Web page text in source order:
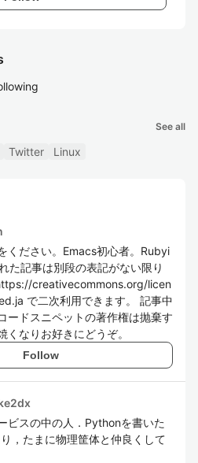
See all
Twitter Linux
ください。Emacs初心者。Rubyi
た記事は別段の表記がない限り
creativecommons.org/licen
で二次利用できます。 記事中
ードスニペットの著作権は抛棄す
くなりお好きにどうぞ。
Follow
ビスの中の人．Pythonを書いた
，たまに物理筐体と仲良くして